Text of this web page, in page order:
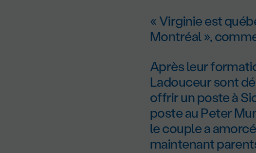
« Virginie est
Montréal »,
Après leur
Ladouceur sont
offrir un poste à
poste au Peter
le couple a
maintenant